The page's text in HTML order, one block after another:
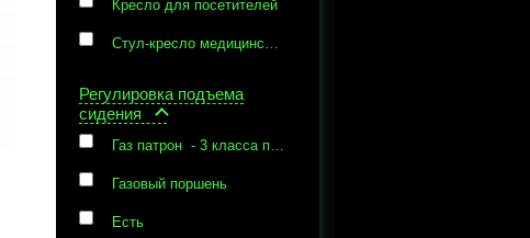
Кресло для посетителей
Стул-кресло медицинское
Регулировка подъема
сидения
Газ патрон - 3 класса по стандарту Germany DIN 4550
Газовый поршень
Есть